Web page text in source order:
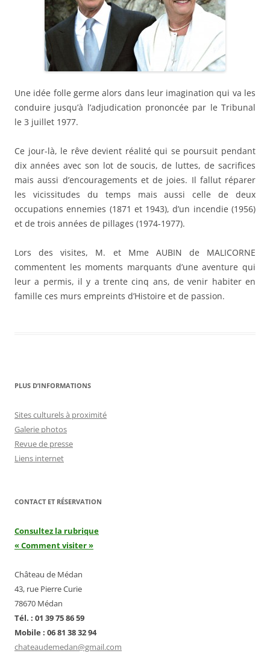
Une idée folle germe alors dans leur imagination qui va les
conduire jusqu’à l’adjudication prononcée par le Tribunal
le 3 juillet 1977.
Ce jour-là, le rêve devient réalité qui se poursuit pendant
dix années avec son lot de soucis, de luttes, de sacrifices
mais aussi d’encouragements et de joies. Il fallut réparer
les vicissitudes du temps mais aussi celle de deux
occupations ennemies (1871 et 1943), d’un incendie (1956)
et de trois années de pillages (1974-1977).
Lors des visites, M. et Mme AUBIN de MALICORNE
commentent les moments marquants d’une aventure qui
leur a permis, il y a trente cinq ans, de venir habiter en
famille ces murs empreints d’Histoire et de passion.
PLUS D’INFORMATIONS
Sites culturels à proximité
Galerie photos
Revue de presse
Liens internet
CONTACT ET RÉSERVATION
Consultez la rubrique
« Comment visiter »
Château de Médan
43, rue Pierre Curie
78670 Médan
Tél. : 01 39 75 86 59
Mobile : 06 81 38 32 94
chateaudemedan@gmail.com